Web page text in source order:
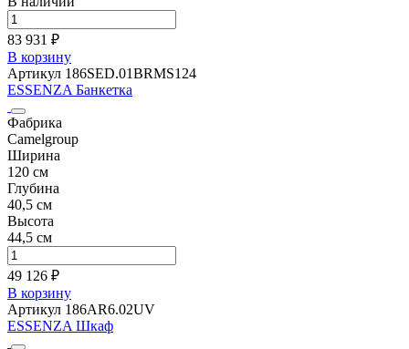
83 931 ₽
В корзину
Артикул 186SED.01BRMS124
ESSENZA Банкетка
Фабрика
Camelgroup
Ширина
120 см
Глубина
40,5 см
Высота
44,5 см
49 126 ₽
В корзину
Артикул 186AR6.02UV
ESSENZA Шкаф